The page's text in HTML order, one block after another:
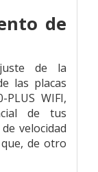
de
de la
las placas
PLUS WIFI,
de tus
velocidad
de otro